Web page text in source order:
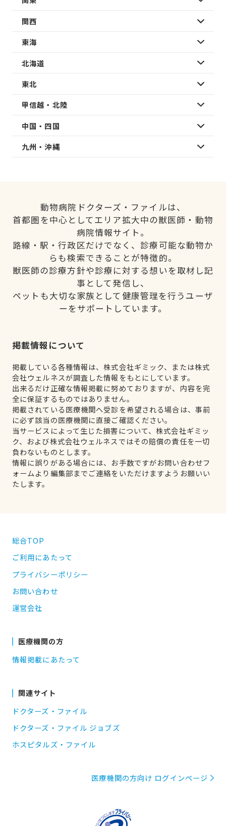
関西
東海
北海道
東北
甲信越・北陸
中国・四国
九州・沖縄
動物病院ドクターズ・ファイルは、
首都圏を中心としてエリア拡大中の獣医師・動物
病院情報サイト。
路線・駅・行政区だけでなく、診療可能な動物か
らも検索できることが特徴的。
獣医師の診療方針や診療に対する想いを取材し記
事として発信し、
ペットも大切な家族として健康管理を行うユーザ
ーをサポートしています。
掲載情報について
掲載している各種情報は、株式会社ギミック、または株式
会社ウェルネスが調査した情報をもとにしています。
出来るだけ正確な情報掲載に努めておりますが、内容を完
全に保証するものではありません。
掲載されている医療機関へ受診を希望される場合は、事前
に必ず該当の医療機関に直接ご確認ください。
当サービスによって生じた損害について、株式会社ギミッ
ク、および株式会社ウェルネスではその賠償の責任を一切
負わないものとします。
情報に誤りがある場合には、お手数ですがお問い合わせフ
ォームより編集部までご連絡をいただけますようお願いい
たします。
総合TOP
ご利用にあたって
プライバシーポリシー
お問い合わせ
運営会社
医療機関の方
情報掲載にあたって
関連サイト
ドクターズ・ファイル
ドクターズ・ファイル ジョブズ
ホスピタルズ・ファイル
医療機関の方向け ログインページ